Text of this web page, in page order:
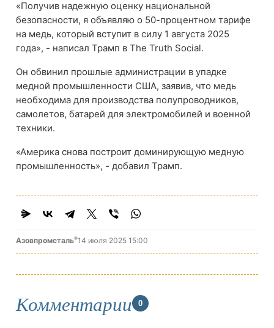
«Получив надежную оценку национальной
безопасности, я объявляю о 50-процентном тарифе
на медь, который вступит в силу 1 августа 2025
года», - написал Трамп в The Truth Social.
Он обвинил прошлые администрации в упадке
медной промышленности США, заявив, что медь
необходима для производства полупроводников,
самолетов, батарей для электромобилей и военной
техники.
«Америка снова построит доминирующую медную
промышленность», - добавил Трамп.
Азовпромсталь®14 июля 2025 15:00
Комментарии 0